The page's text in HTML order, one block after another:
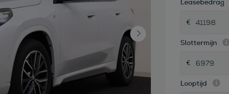
Leasebedrag
Slottermijn
Looptijd